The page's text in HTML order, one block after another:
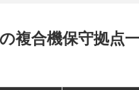
複合機保守拠点